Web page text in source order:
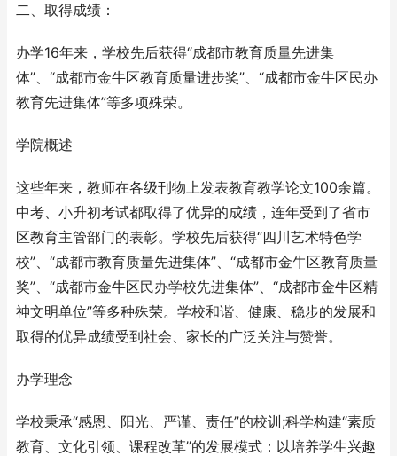
二、取得成绩：
办学16年来，学校先后获得“成都市教育质量先进集
体”、“成都市金牛区教育质量进步奖”、“成都市金牛区民办
教育先进集体”等多项殊荣。
学院概述
这些年来，教师在各级刊物上发表教育教学论文100余篇。
中考、小升初考试都取得了优异的成绩，连年受到了省市
区教育主管部门的表彰。学校先后获得“四川艺术特色学
校”、“成都市教育质量先进集体”、“成都市金牛区教育质量
奖”、“成都市金牛区民办学校先进集体”、“成都市金牛区精
神文明单位”等多种殊荣。学校和谐、健康、稳步的发展和
取得的优异成绩受到社会、家长的广泛关注与赞誉。
办学理念
学校秉承“感恩、阳光、严谨、责任”的校训;科学构建“素质
教育、文化引领、课程改革”的发展模式：以培养学生兴趣